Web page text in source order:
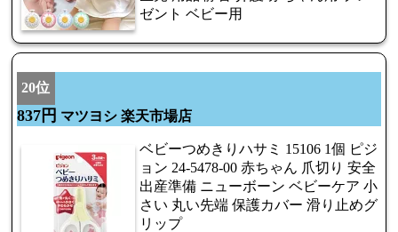
ゼント ベビー用
20位
837円 マツヨシ 楽天市場店
ベビーつめきりハサミ 15106 1個 ピジ
ョン 24-5478-00 赤ちゃん 爪切り 安全
出産準備 ニューボーン ベビーケア 小
さい 丸い先端 保護カバー 滑り止めグ
リップ